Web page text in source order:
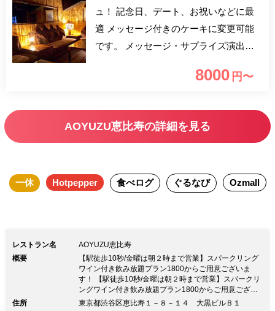
ュ！ 記念日、デート、お祝いなどに最
適 メッセージ付きのケーキに変更可能
です。 メッセージ・サプライズ演出ご
8000 円〜
AOYUZU恵比寿の詳細を見る
一休 Hotpepper 食べログ ぐるなび Ozmall
レストラン名
AOYUZU恵比寿
概要
【駅徒歩10秒/金曜は朝２時まで営業】スパークリング
ワイン付き飲み放題プラン1800からご用意ございま
す！ 【駅徒歩10秒/金曜は朝２時まで営業】スパークリ
ングワイン付き飲み放題プラン1800からご用意ござい
ます！※営業時間のお知らせ※ いつもAOYUZU恵比寿
住所
東京都渋谷区恵比寿１－８－１４ 大黒ビルＢ１